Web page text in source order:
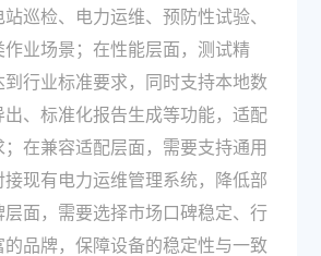
巡检、电力运维、预防性试验、
作业场景；在性能层面，测试精
到行业标准要求，同时支持本地数
出、标准化报告生成等功能，适配
在兼容适配层面，需要支持通用
现有电力运维管理系统，降低部
层面，需要选择市场口碑稳定、行
的品牌，保障设备的稳定性与一致